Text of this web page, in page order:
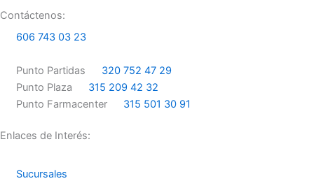
e
b
o
k
t
a
r
a
m
Contáctenos:
606 743 03 23
Punto Partidas
320 752 47 29
Punto Plaza
315 209 42 32
Punto Farmacenter
315 501 30 91
Enlaces de Interés:
Sucursales